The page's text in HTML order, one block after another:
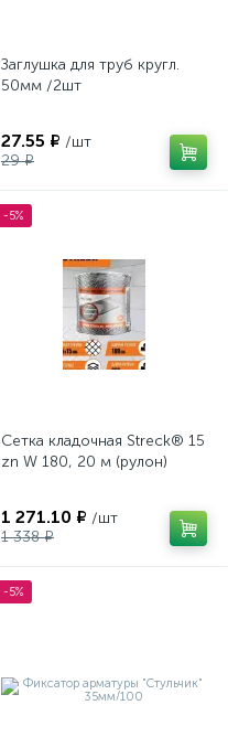
Заглушка для труб кругл.
50мм /2шт
27.55 ₽ /шт
29 ₽
-5%
Сетка кладочная Streck® 15
zn W 180, 20 м (рулон)
1 271.10 ₽ /шт
1 338 ₽
-5%